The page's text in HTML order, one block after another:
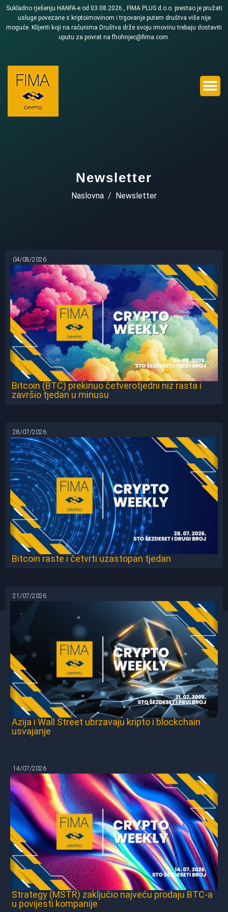
Sukladno rješenju HANFA-e od 03.08.2026., FIMA PLUS d.o.o. prestao je pružati
usluge povezane s kriptoimovinom i trgovanje putem društva više nije
moguće. Klijenti koji na računima Društva drže svoju imovinu trebaju dostaviti
uputu za povrat na fhohnjec@fima.com.
Newsletter
Naslovna Newsletter
04/08/2026
Bitcoin (BTC) prekinuo četverotjedni niz rasta i
završio tjedan u minusu
28/07/2026
Bitcoin raste i četvrti uzastopan tjedan
21/07/2026
Azija i Wall Street ubrzavaju kripto i blockchain
usvajanje
14/07/2026
Strategy (MSTR) zaključio najveću prodaju BTC-a
u povijesti kompanije